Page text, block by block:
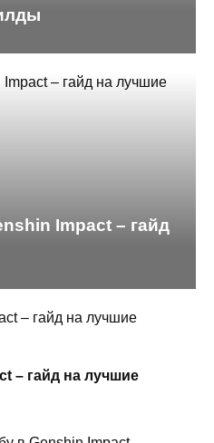
Impact – гайд
– гайд на лучшие